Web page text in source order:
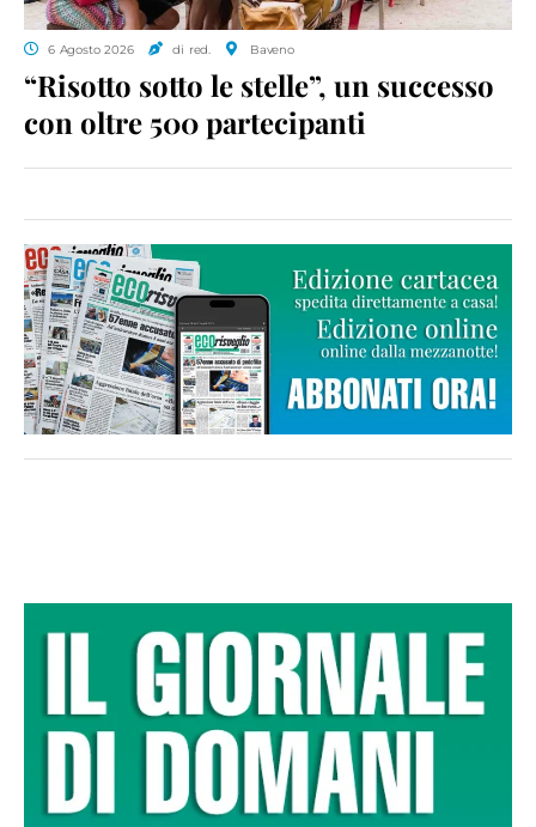
6 Agosto 2026 di red. Baveno
“Risotto sotto le stelle”, un successo
con oltre 500 partecipanti